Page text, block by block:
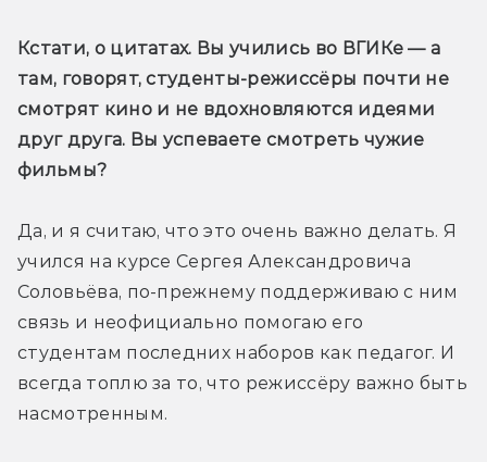
Кстати, о цитатах. Вы учились во ВГИКе — а
там, говорят, студенты-режиссёры почти не
смотрят кино и не вдохновляются идеями
друг друга. Вы успеваете смотреть чужие
фильмы?
Да, и я считаю, что это очень важно делать. Я
учился на курсе Сергея Александровича
Соловьёва, по-прежнему поддерживаю с ним
связь и неофициально помогаю его
студентам последних наборов как педагог. И
всегда топлю за то, что режиссёру важно быть
насмотренным.